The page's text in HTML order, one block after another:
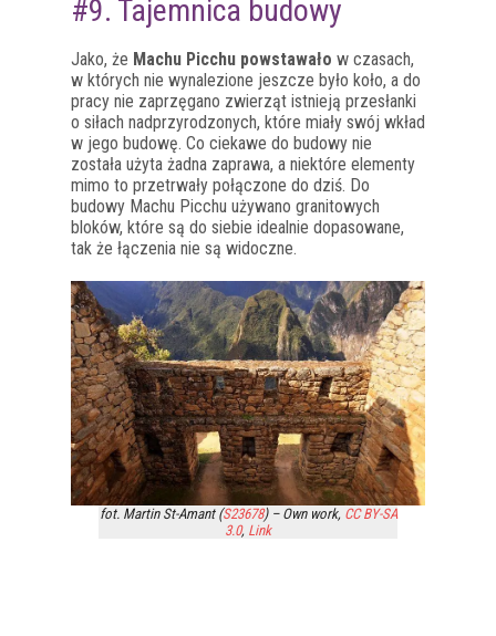
#9. Tajemnica budowy
Jako, że Machu Picchu powstawało w czasach,
w których nie wynalezione jeszcze było koło, a do
pracy nie zaprzęgano zwierząt istnieją przesłanki
o siłach nadprzyrodzonych, które miały swój wkład
w jego budowę. Co ciekawe do budowy nie
została użyta żadna zaprawa, a niektóre elementy
mimo to przetrwały połączone do dziś. Do
budowy Machu Picchu używano granitowych
bloków, które są do siebie idealnie dopasowane,
tak że łączenia nie są widoczne.
fot. Martin St-Amant (S23678) – Own work, CC BY-SA
3.0, Link